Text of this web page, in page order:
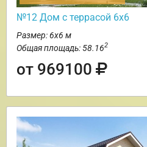
№12 Дом с террасой 6х6
Размер: 6х6 м
Общая площадь: 58.162
от 969100